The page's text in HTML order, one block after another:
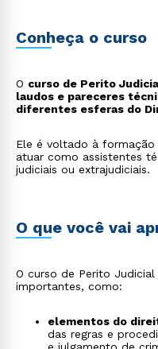
Conheça o curso
O curso de Perito
laudos e pareceres
diferentes esferas do
Ele é voltado à formação
atuar como assistentes
judiciais ou extrajudiciais.
O que você vai
O curso de Perito
importantes, como:
elementos do
das regras e